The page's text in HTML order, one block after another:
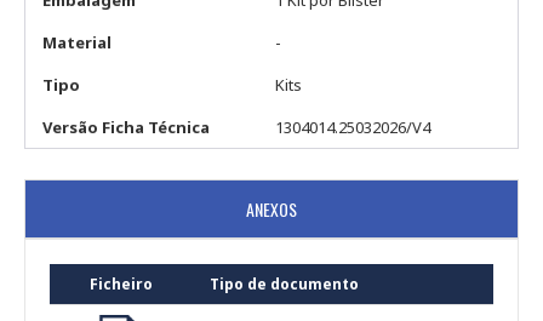
Material
-
Tipo
Kits
Versão Ficha Técnica
1304014.25032026/V4
ANEXOS
Ficheiro Tipo de documento